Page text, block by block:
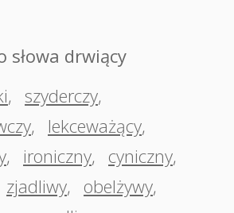
słowa drwiący
, szyderczy,
, lekceważący,
, ironiczny, cyniczny,
zjadliwy, obelżywy,